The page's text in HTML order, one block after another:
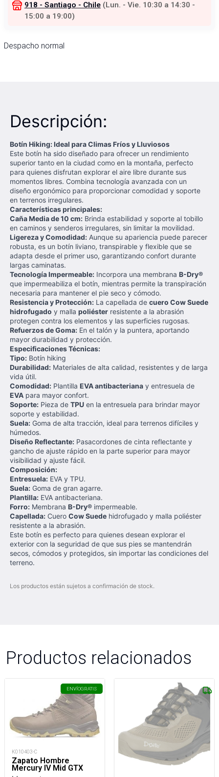
918 - Santiago - Chile (Lun. - Vie. 10:30 a 14:30 -
15:00 a 19:00)
Despacho normal
Descripción:
Botín Hiking: Ideal para Climas Fríos y Lluviosos
Este botín ha sido diseñado para ofrecer un rendimiento
superior tanto en la ciudad como en la montaña, perfecto
para quienes disfrutan explorar el aire libre durante sus
momentos libres. Combina tecnología avanzada con un
diseño ergonómico para proporcionar comodidad y soporte
en terrenos irregulares.
Características principales:
Caña Media de 10 cm: Brinda estabilidad y soporte al tobillo
en caminos y senderos irregulares, sin limitar la movilidad.
Ligereza y Comodidad: Aunque su apariencia puede parecer
robusta, es un botín liviano, transpirable y flexible que se
adapta desde el primer uso, garantizando confort durante
largas caminatas.
Tecnología Impermeable: Incorpora una membrana B-Dry®
que impermeabiliza el botín, mientras permite la transpiración
necesaria para mantener el pie seco y cómodo.
Resistencia y Protección: La capellada de cuero Cow Suede
hidrofugado y malla poliéster resistente a la abrasión
protegen contra los elementos y las superficies rugosas.
Refuerzos de Goma: En el talón y la puntera, aportando
mayor durabilidad y protección.
Especificaciones Técnicas:
Tipo: Botín hiking
Durabilidad: Materiales de alta calidad, resistentes y de larga
vida útil.
Comodidad: Plantilla EVA antibacteriana y entresuela de
EVA para mayor confort.
Soporte: Pieza de TPU en la entresuela para brindar mayor
soporte y estabilidad.
Suela: Goma de alta tracción, ideal para terrenos difíciles y
húmedos.
Diseño Reflectante: Pasacordones de cinta reflectante y
gancho de ajuste rápido en la parte superior para mayor
visibilidad y ajuste fácil.
Composición:
Entresuela: EVA y TPU.
Suela: Goma de gran agarre.
Plantilla: EVA antibacteriana.
Forro: Membrana B-Dry® impermeable.
Capellada: Cuero Cow Suede hidrofugado y malla poliéster
resistente a la abrasión.
Este botín es perfecto para quienes desean explorar el
exterior con la seguridad de que sus pies se mantendrán
secos, cómodos y protegidos, sin importar las condiciones del
terreno.
Los productos están sujetos a confirmación de stock.
Productos relacionados
ENVÍOGRATIS
K010403-C
Zapato Hombre
Mercury IV Mid GTX